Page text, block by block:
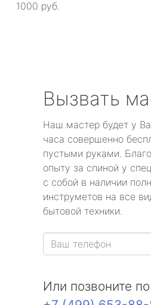
1000 руб.
Вызвать
Наш мастер будет у
часа совершенно
пустыми руками.
опыту за спиной у
с собой в наличии
инструметов на все
бытовой техники.
Или позвоните